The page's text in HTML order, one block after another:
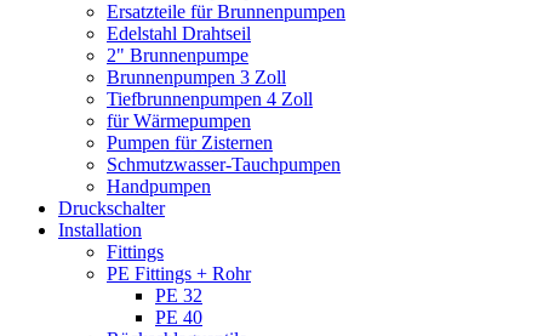
Ersatzteile für Brunnenpumpen
Edelstahl Drahtseil
2" Brunnenpumpe
Brunnenpumpen 3 Zoll
Tiefbrunnenpumpen 4 Zoll
für Wärmepumpen
Pumpen für Zisternen
Schmutzwasser-Tauchpumpen
Handpumpen
Druckschalter
Installation
Fittings
PE Fittings + Rohr
PE 32
PE 40